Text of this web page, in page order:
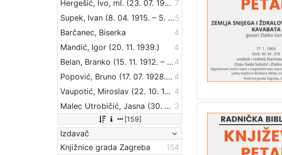
Hergešić, Ivo, ml. (23. 07. 1904. – 29. 12. 1977.) 7
Supek, Ivan (8. 04. 1915. – 5. 03. 2007.)5
Barčanec, Biserka
4
Mandić, Igor (20. 11. 1939.)
4
Belan, Branko (15. 11. 1912. – 29. 04. 1986.) 4
Popović, Bruno (17. 07. 1928. – 28. 03. 2012.) 4
Vaupotić, Miroslav (22. 10. 1925. – 12. 06. 1981.) 4
Malec Utrobičić, Jasna (30. 09. 1944.) 3
[159]
Izdavač
Knjižnice grada Zagreba
154